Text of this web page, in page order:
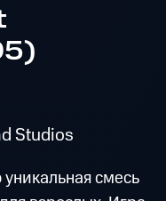
Studios
смесь